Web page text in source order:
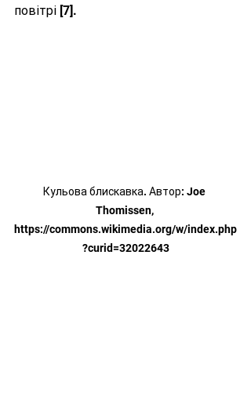
повітрі [7].
Кульова блискавка. Автор: Joe
Thomissen,
https://commons.wikimedia.org/w/index.php
?curid=32022643